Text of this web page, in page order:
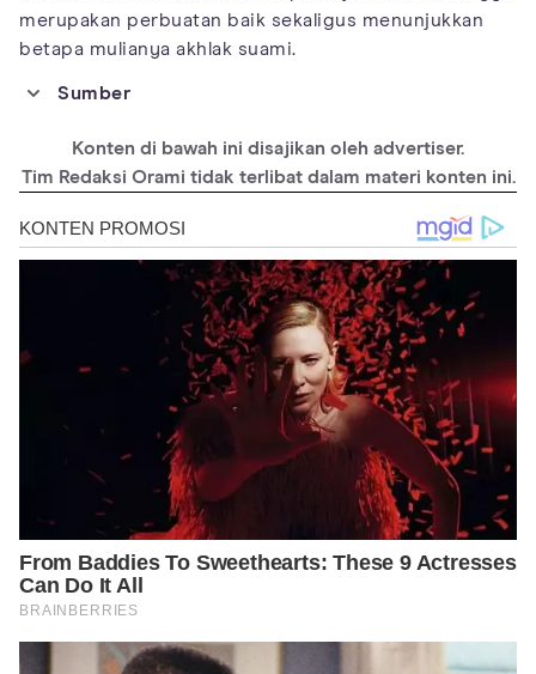
merupakan perbuatan baik sekaligus menunjukkan
betapa mulianya akhlak suami.
Sumber
baik/
https://dalamislam.com/hukum-islam/pernikahan/hukum-suami-
membantu-pekerjaan-rumah-tangga
Konten di bawah ini disajikan oleh advertiser.
Tim Redaksi Orami tidak terlibat dalam materi konten ini.